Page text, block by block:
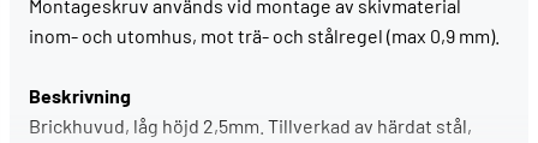
Montageskruv används vid montage av skivmaterial
inom- och utomhus, mot trä- och stålregel (max 0,9 mm).
Beskrivning
Brickhuvud, låg höjd 2,5mm. Tillverkad av härdat stål,